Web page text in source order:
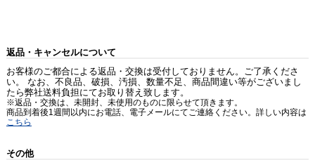
返品・キャンセルについて
お客様のご都合による返品・交換は受付しておりません。ご了承くださ
い。 なお、不良品、破損、汚損、数量不足、商品間違い等がございまし
たら弊社送料負担にてお取り替え致します。
※返品・交換は、未開封、未使用のものに限らせて頂きます。
商品到着後1週間以内にお電話、電子メールにてご連絡ください。詳しい内容は
こちら
その他